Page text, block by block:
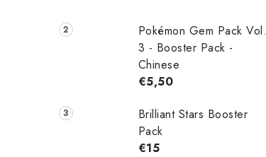
Pokémon Gem Pack Vol.
3 - Booster Pack -
Chinese
€5,50
Brilliant Stars Booster
Pack
€15